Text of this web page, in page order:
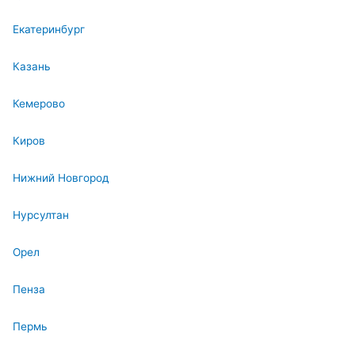
Екатеринбург
Казань
Кемерово
Киров
Нижний Новгород
Нурсултан
Орел
Пенза
Пермь